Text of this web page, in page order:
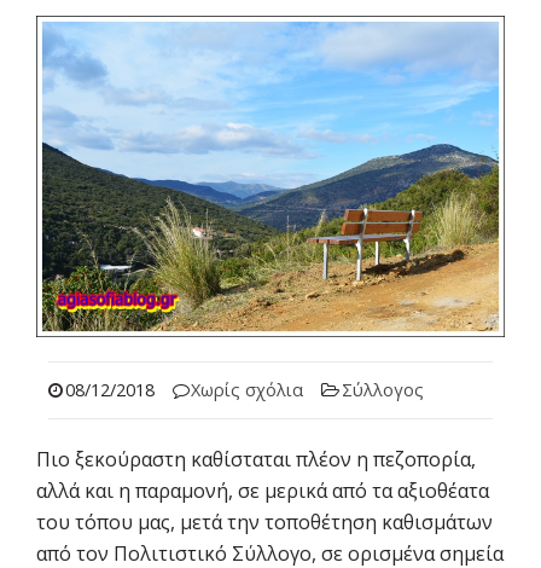
08/12/2018 Χωρίς σχόλια Σύλλογος
Πιο ξεκούραστη καθίσταται πλέον η πεζοπορία,
αλλά και η παραμονή, σε μερικά από τα αξιοθέατα
του τόπου μας, μετά την τοποθέτηση καθισμάτων
από τον Πολιτιστικό Σύλλογο, σε ορισμένα σημεία